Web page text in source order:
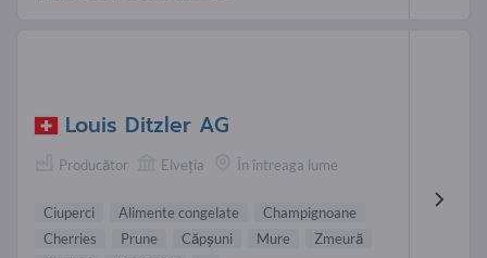
Louis Ditzler AG
Producător Elveţia În întreaga lume
Ciuperci Alimente congelate
Champignoane
Cherries
Prune Căpşuni Mure
Zmeură